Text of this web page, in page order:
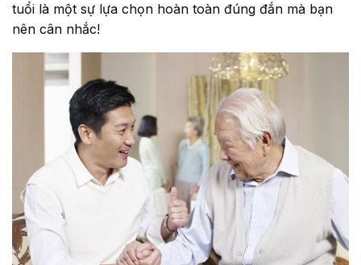
tuổi là một sự lựa chọn hoàn toàn đúng đắn mà bạn
nên cân nhắc!